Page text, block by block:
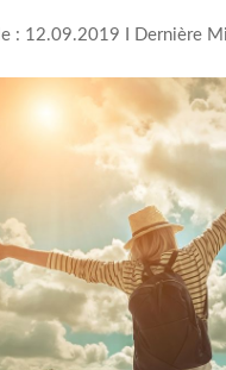
: 12.09.2019 I Dernière